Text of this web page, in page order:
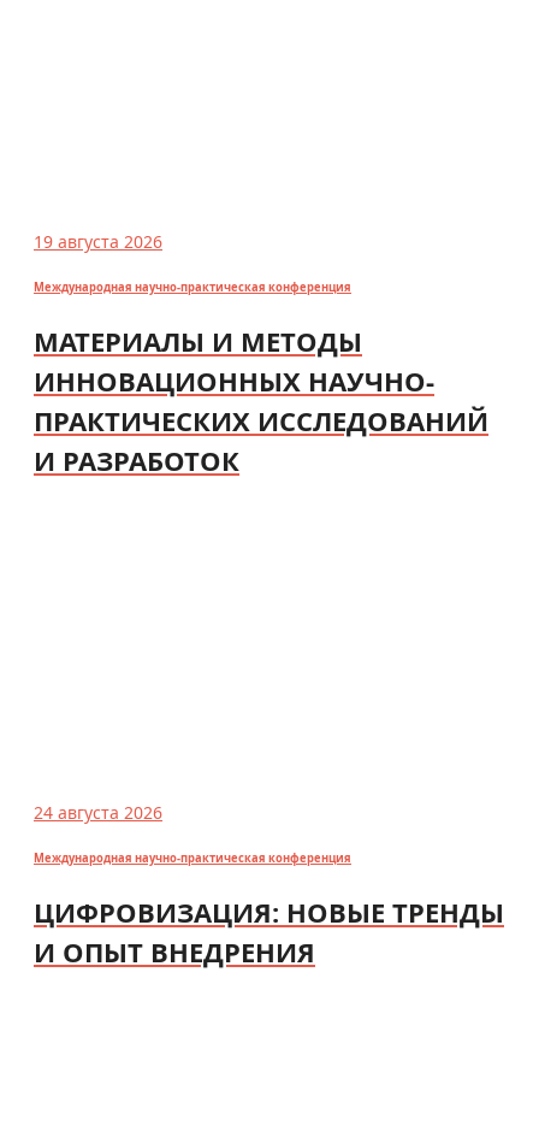
19 августа 2026
Международная научно-практическая конференция
МАТЕРИАЛЫ И МЕТОДЫ
ИННОВАЦИОННЫХ НАУЧНО-
ПРАКТИЧЕСКИХ ИССЛЕДОВАНИЙ
И РАЗРАБОТОК
24 августа 2026
Международная научно-практическая конференция
ЦИФРОВИЗАЦИЯ: НОВЫЕ ТРЕНДЫ
И ОПЫТ ВНЕДРЕНИЯ